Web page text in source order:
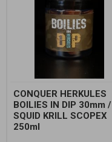
CONQUER HERKULES
BOILIES IN DIP 30mm /
SQUID KRILL SCOPEX
250ml